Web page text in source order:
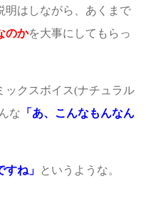
明はしながら、あくまで
のかを大事にしてもらっ
ックスボイス(ナチュラル
な 「あ、こんなもんなん
ね」 というような。